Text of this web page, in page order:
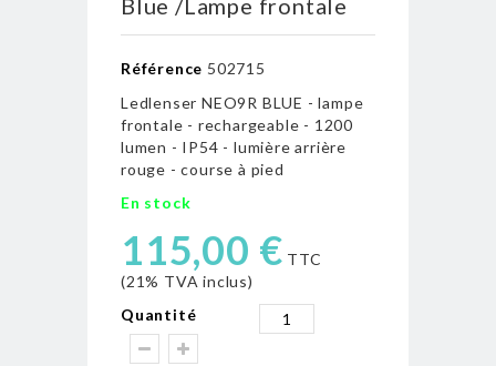
Blue /Lampe frontale
Référence 502715
Ledlenser NEO9R BLUE - lampe
frontale - rechargeable - 1200
lumen - IP54 - lumière arrière
rouge - course à pied
En stock
115,00 € TTC
(21% TVA inclus)
Quantité